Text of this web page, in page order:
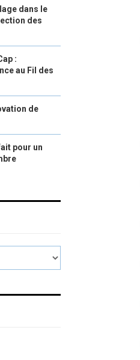
dans le
des
:
au Fil des
de
pour un